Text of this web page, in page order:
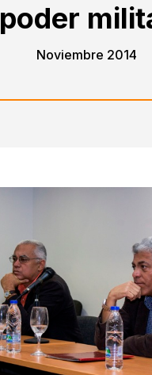
poder
Noviembre 2014